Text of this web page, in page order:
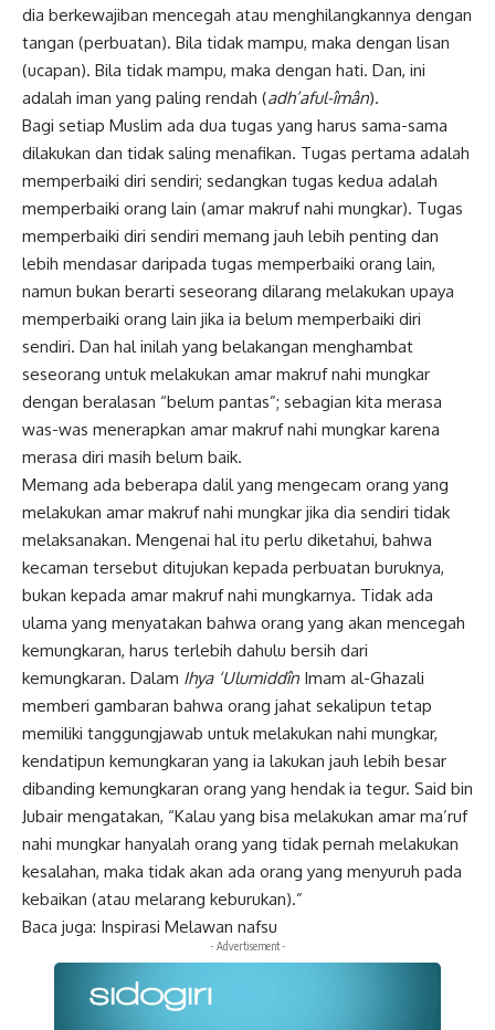
dia berkewajiban mencegah atau menghilangkannya dengan
tangan (perbuatan). Bila tidak mampu, maka dengan lisan
(ucapan). Bila tidak mampu, maka dengan hati. Dan, ini
adalah iman yang paling rendah (adh’aful-îmân).
Bagi setiap Muslim ada dua tugas yang harus sama-sama
dilakukan dan tidak saling menafikan. Tugas pertama adalah
memperbaiki diri sendiri; sedangkan tugas kedua adalah
memperbaiki orang lain (amar makruf nahi mungkar). Tugas
memperbaiki diri sendiri memang jauh lebih penting dan
lebih mendasar daripada tugas memperbaiki orang lain,
namun bukan berarti seseorang dilarang melakukan upaya
memperbaiki orang lain jika ia belum memperbaiki diri
sendiri. Dan hal inilah yang belakangan menghambat
seseorang untuk melakukan amar makruf nahi mungkar
dengan beralasan “belum pantas”; sebagian kita merasa
was-was menerapkan amar makruf nahi mungkar karena
merasa diri masih belum baik.
Memang ada beberapa dalil yang mengecam orang yang
melakukan amar makruf nahi mungkar jika dia sendiri tidak
melaksanakan. Mengenai hal itu perlu diketahui, bahwa
kecaman tersebut ditujukan kepada perbuatan buruknya,
bukan kepada amar makruf nahi mungkarnya. Tidak ada
ulama yang menyatakan bahwa orang yang akan mencegah
kemungkaran, harus terlebih dahulu bersih dari
kemungkaran. Dalam Ihya ‘Ulumiddîn Imam al-Ghazali
memberi gambaran bahwa orang jahat sekalipun tetap
memiliki tanggungjawab untuk melakukan nahi mungkar,
kendatipun kemungkaran yang ia lakukan jauh lebih besar
dibanding kemungkaran orang yang hendak ia tegur. Said bin
Jubair mengatakan, “Kalau yang bisa melakukan amar ma’ruf
nahi mungkar hanyalah orang yang tidak pernah melakukan
kesalahan, maka tidak akan ada orang yang menyuruh pada
kebaikan (atau melarang keburukan).”
Baca juga: Inspirasi Melawan nafsu
- Advertisement -